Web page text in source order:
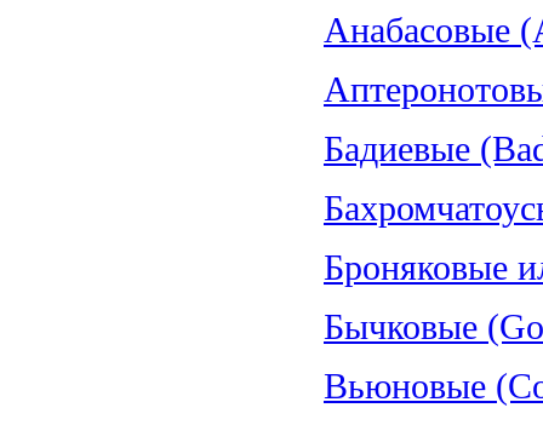
Анабасовые
Бадиевые
Броняковые
Бычковые
Вьюновые